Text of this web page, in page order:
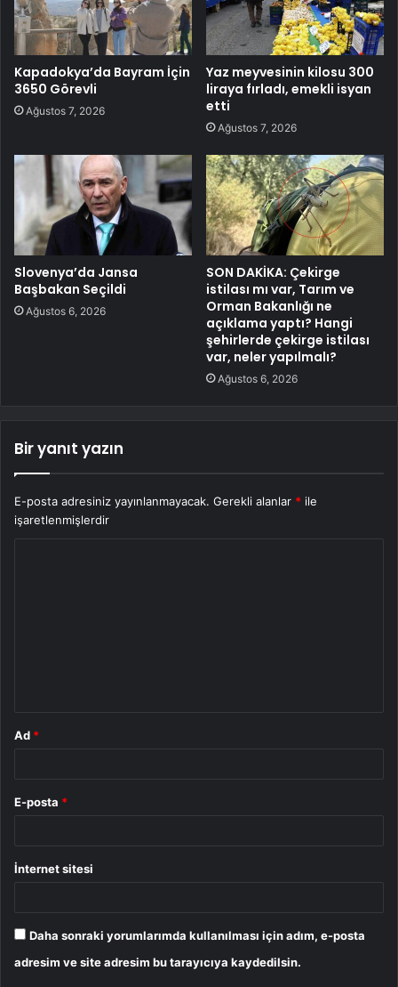
Kapadokya’da Bayram İçin
3650 Görevli
Ağustos 7, 2026
Yaz meyvesinin kilosu 300
liraya fırladı, emekli isyan
etti
Ağustos 7, 2026
Slovenya’da Jansa
Başbakan Seçildi
Ağustos 6, 2026
SON DAKİKA: Çekirge
istilası mı var, Tarım ve
Orman Bakanlığı ne
açıklama yaptı? Hangi
şehirlerde çekirge istilası
var, neler yapılmalı?
Ağustos 6, 2026
Bir yanıt yazın
E-posta adresiniz yayınlanmayacak. Gerekli alanlar * ile
işaretlenmişlerdir
Ad *
E-posta *
İnternet sitesi
Daha sonraki yorumlarımda kullanılması için adım, e-posta
adresim ve site adresim bu tarayıcıya kaydedilsin.